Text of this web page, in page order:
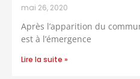
mai 26, 2020
Après l’apparition du
est à l’émergence
Lire la suite »